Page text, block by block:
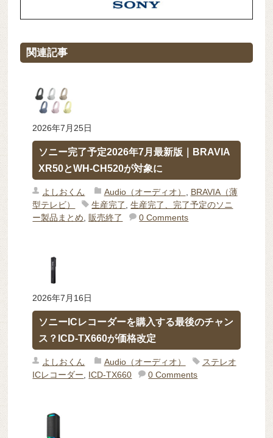
関連記事
2026年7月25日
ソニー完了予定2026年7月最新版｜BRAVIA
XR50とWH-CH520が対象に
よしおくん Audio（オーディオ） , BRAVIA（薄
型テレビ）
生産完了,生産完了、完了予定のソニ
ー製品まとめ,販売終了 0 Comments
2026年7月16日
ソニーICレコーダーを購入する最後のチャン
ス？ICD-TX660が価格改定
よしおくん Audio（オーディオ）
ステレオ
ICレコーダー
ICD-TX660 0 Comments